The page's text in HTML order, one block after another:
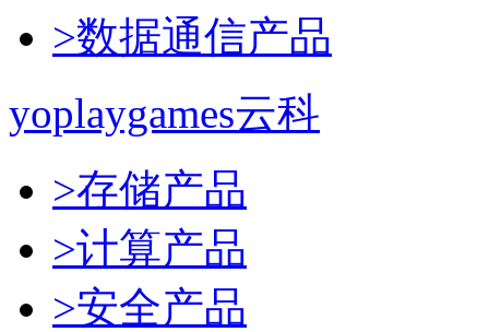
>数据通信产品
yoplaygames云科
>存储产品
>计算产品
>安全产品